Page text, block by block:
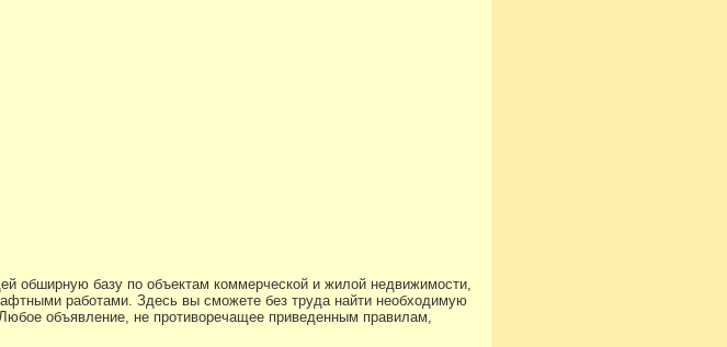
обширную базу по объектам коммерческой и жилой недвижимости,
работами. Здесь вы сможете без труда найти необходимую
объявление, не противоречащее приведенным правилам,